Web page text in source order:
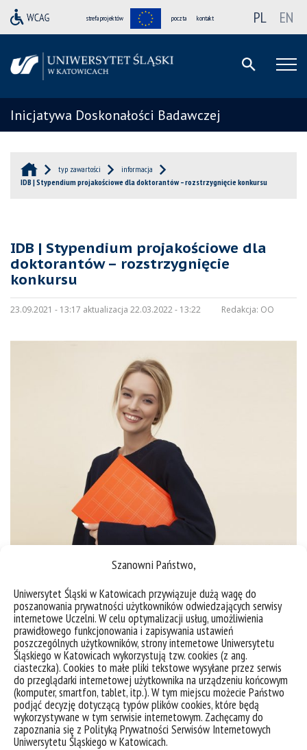
Szanowni Państwo,
Uniwersytet Śląski w Katowicach przywiązuje dużą wagę do
poszanowania prywatności użytkowników odwiedzających serwisy
internetowe Uczelni. W celu optymalizacji usług, umożliwienia
prawidłowego funkcjonowania i zapisywania ustawień
poszczególnych użytkowników, strony internetowe Uniwersytetu
Śląskiego w Katowicach wykorzystują tzw. cookies (z ang.
ciasteczka). Cookies to małe pliki tekstowe wysyłane przez serwis
do przeglądarki internetowej użytkownika na urządzeniu końcowym
(komputer, smartfon, tablet, itp.). W tym miejscu możecie Państwo
podjąć decyzję dotyczącą typów plików cookies, które będą
wykorzystywane w tym serwisie internetowym. Zachęcamy do
zapoznania się z Polityką Prywatności Serwisów Internetowych
Uniwersytetu Śląskiego w Katowicach.
strefa projektów poczta kontakt PL EN
Inicjatywa Doskonałości Badawczej
typ zawartości
informacja
IDB | Stypendium projakościowe dla doktorantów – rozstrzygnięcie konkursu
IDB | Stypendium projakościowe dla
doktorantów – rozstrzygnięcie
konkursu
23.09.2021 - 13:17 aktualizacja 22.03.2022 - 13:22 Redakcja: OO
https://us.edu.pl/inicjatywadoskonalosci/mlode-talenty-2/#stypendium-
projakosciowe